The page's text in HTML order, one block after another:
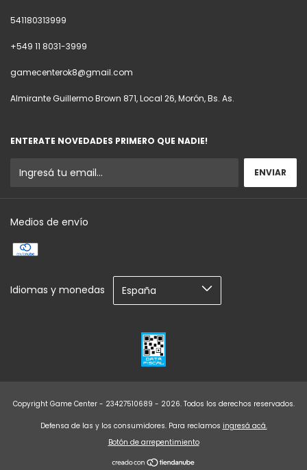
541180313999
+549 11 8031-3999
gamecenterok8@gmail.com
Almirante Guillermo Brown 871, Local 26, Morón, Bs. As.
ENTERATE NOVEDADES PRIMERO QUE NADIE!
Medios de envío
Idiomas y monedas
Copyright Game Center - 23427510689 - 2026. Todos los derechos reservados.
Defensa de las y los consumidores. Para reclamos ingresá acá.
Botón de arrepentimiento